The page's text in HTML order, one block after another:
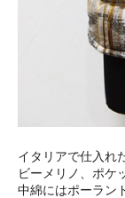
イタリアで仕入れ
ビーメリノ、ポケ
中綿にはポーラン